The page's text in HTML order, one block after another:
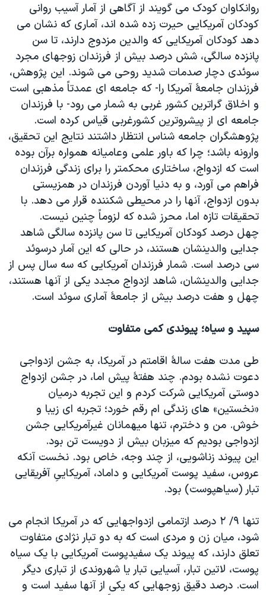
روانکاوان کودک می گویند از آگاهی از آمار آسیب روانی
کودکان آمریکایی حیرت زده شده اند، آماری که نشان می
دهد کودکان آمریکایی که والدین مزدوج دارند، تا سن
پانزده سالگی، شش درصد بیش از فرزندان زوجهای مجرد
سوئدی دچار صدمات شدید روحی می شوند. این پژوهش،
فرزندان جامعۀ آمریکا را- که جامعه ای عمدتاً مذهبی است
و اخلاق گراترین کشور غربی به شمار می رود- با فرزندان
جامعه ای از پیشروترین کشورغربی قیاس کرده است.
پژوهشگران جامعه شناس انتظار داشتند نتایج این تحقیق،
وارونه باشد؛ چرا که باور علمی وعامیانه همواره برآن بوده
است که ازدواج، ساختاری محکمتر را برای زندگی فرزندان
فراهم می آورد، و به دنیا آوردن فرزندان در همزیستی
بدون ازدواج، آنها را در محیطی شکننده قرار می دهد. با
تحقیقات تازه اما، محرز شده که لزوماً چنین نیست.
چهل درصد کودکان آمریکایی تا سن پانزده سالگی شاهد
جدایی والدینشان هستند، در حالی که این آمار درسوئد
سی درصد است. شمار فرزندان آمریکایی که سه سال پس از
جدایی والدینشان، شاهد ازدواج مجدد یکی از آنها هستند،
چهل و هفت درصد بیش از جامعۀ آماری سوئد است.
سپید و سیاه؛ پیوندی کمی متفاوت
طی مدت هفت سالۀ اقامتم در آمریکا، به جشن ازدواجی
دعوت نشده بودم. چند هفتۀ پیش اما، در جشن ازدواج
دوستی آمریکایی شرکت کردم و این تجربه درمیان
«نخستین» های زندگی ام رقم خورد؛ تجربه ای زیبا و
خوش. من و دخترم، تنها میهمانان غیرآمریکایی جشن
ازدواجی بودیم که میزبان بیش از دویست تن بود.
این پیوند زناشویی، از چند وجه، خاص بود. نخست آنکه
عروس، سفید پوست آمریکایی و داماد، آمریکاییِ آفریقایی
تبار (سیاهپوست) بود.
تنها ۹/ ۲ درصد ازتمامی ازدواجهایی که در آمریکا انجام می
شود، میان زن و مردی است که به دو تبار نژادی متفاوت
تعلق دارند، که پیوند یک سفیدپوست آمریکایی با یک سیاه
پوست، لاتین تبار، آسیایی تبار یا شهروندی از تباری دیگر
است. درصد دقیق زوجهایی که یکی از آنها سفید است و